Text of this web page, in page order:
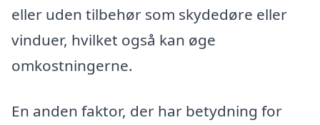
eller uden tilbehør som skydedøre eller
vinduer, hvilket også kan øge
omkostningerne.
En anden faktor, der har betydning for